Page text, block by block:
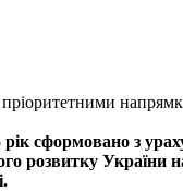
сформовано з
розвитку